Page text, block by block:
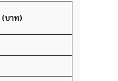
(บาท)